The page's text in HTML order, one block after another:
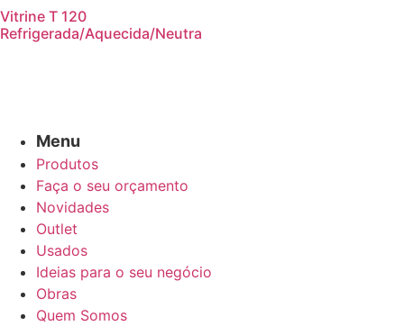
Vitrine T 120
Refrigerada/Aquecida/Neutra
Menu
Produtos
Faça o seu orçamento
Novidades
Outlet
Usados
Ideias para o seu negócio
Obras
Quem Somos